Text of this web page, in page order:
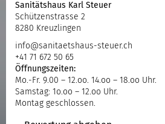
Sanitätshaus Karl Steuer
Schützenstrasse 2
8280 Kreuzlingen
info@sanitaetshaus-steuer.ch
+41 71 672 50 65
Öffnungszeiten:
Mo.-Fr. 9.00 – 12.oo. 14.oo – 18.oo Uhr.
Samstag: 1o.oo – 12.oo Uhr.
Montag geschlossen.